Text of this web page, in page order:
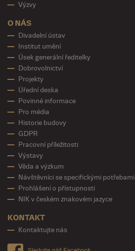
Výzvy
O NÁS
Divadelní ústav
Institut umění
Úsek generální ředitelky
Dobrovolnictví
Projekty
Úřední deska
Povinné informace
Pro média
Historie budovy
GDPR
Pracovní příležitosti
Výstavy
Věda a výzkum
Návštěvníci se specifickými potřebami
Prohlášení o přístupnosti
NIK v českém znakovém jazyce
KONTAKT
Kontaktujte nás